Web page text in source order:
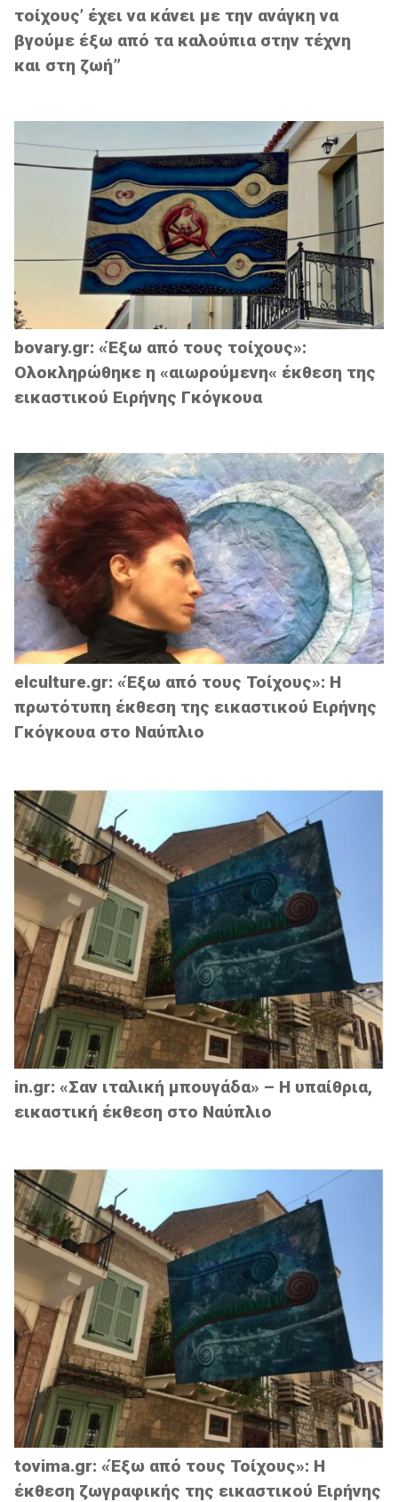
τοίχους’ έχει να κάνει με την ανάγκη να
βγούμε έξω από τα καλούπια στην τέχνη
και στη ζωή”
bovary.gr: «Έξω από τους τοίχους»:
Ολοκληρώθηκε η «αιωρούμενη« έκθεση της
εικαστικού Ειρήνης Γκόγκουα
elculture.gr: «Έξω από τους Τοίχους»: Η
πρωτότυπη έκθεση της εικαστικού Ειρήνης
Γκόγκουα στο Ναύπλιο
in.gr: «Σαν ιταλική μπουγάδα» – Η υπαίθρια,
εικαστική έκθεση στο Ναύπλιο
tovima.gr: «Έξω από τους Τοίχους»: Η
έκθεση ζωγραφικής της εικαστικού Ειρήνης